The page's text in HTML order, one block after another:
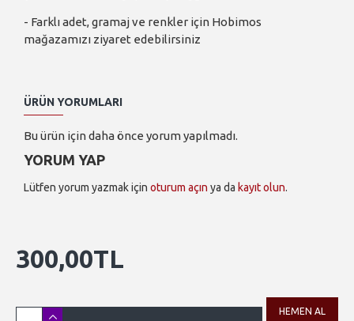
- Farklı adet, gramaj ve renkler için Hobimos
mağazamızı ziyaret edebilirsiniz
ÜRÜN YORUMLARI
Bu ürün için daha önce yorum yapılmadı.
YORUM YAP
Lütfen yorum yazmak için oturum açın ya da kayıt olun.
300,00TL
HEMEN AL